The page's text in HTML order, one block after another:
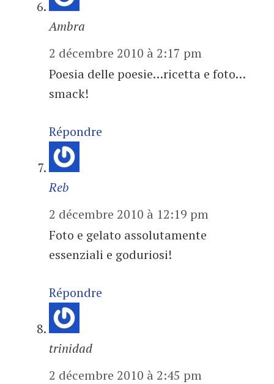
Ambra
2 décembre 2010 à 2:17 pm
Poesia delle poesie…ricetta e foto…
smack!
Répondre
Reb
2 décembre 2010 à 12:19 pm
Foto e gelato assolutamente
essenziali e goduriosi!
Répondre
trinidad
2 décembre 2010 à 2:45 pm